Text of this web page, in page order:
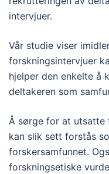
intervjuer.
Vår studie viser
forskningsintervjuer
hjelper den enkelte å
deltakeren som
Å sørge for at
kan slik sett forstås
forskersamfunnet.
forskningsetiske